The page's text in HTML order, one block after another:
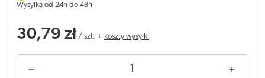
Wysyłka od 24h do 48h
30,79 zł / szt. + koszty wysyłki